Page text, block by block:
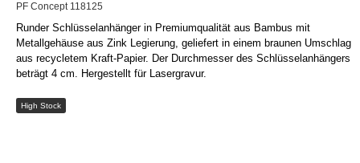
PF Concept 118125
Runder Schlüsselanhänger in Premiumqualität aus Bambus mit
Metallgehäuse aus Zink Legierung, geliefert in einem braunen Umschlag
aus recycletem Kraft-Papier. Der Durchmesser des Schlüsselanhängers
beträgt 4 cm. Hergestellt für Lasergravur.
High Stock